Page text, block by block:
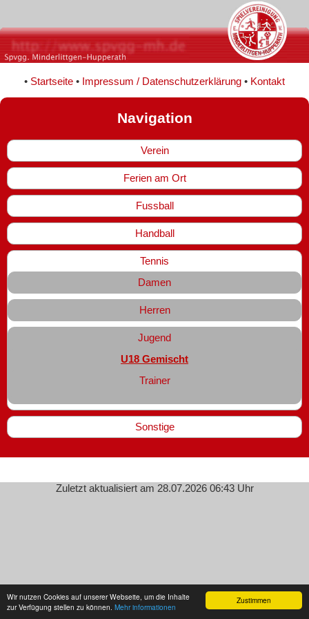
Zustimmen
Wir nutzen Cookies auf unserer Webseite, um die Inhalte
zur Verfügung stellen zu können. Mehr informationen
• Startseite • Impressum / Datenschutzerklärung • Kontakt
Navigation
Verein
Ferien am Ort
Fussball
Handball
Tennis
Damen
Herren
Jugend
U18 Gemischt
Trainer
Sonstige
Zuletzt aktualisiert am 28.07.2026 06:43 Uhr